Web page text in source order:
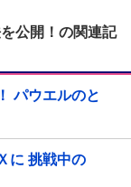
公開！の関連記
パウエルのと
に 挑戦中の